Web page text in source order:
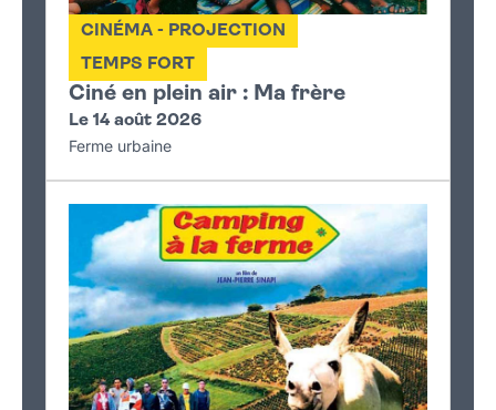
Ciné en plein air : Ma frère
CINÉMA - PROJECTION
TEMPS FORT
Le 14 août 2026
Ferme urbaine